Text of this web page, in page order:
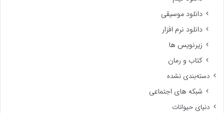
دانلود موسیقی
دانلود نرم افزار
زیرنویس ها
کتاب و رمان
دسته‌بندی نشده
شبکه های اجتماعی
دنیای حیوانات